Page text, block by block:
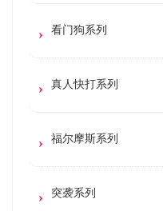
看门狗系列
真人快打系列
福尔摩斯系列
突袭系列